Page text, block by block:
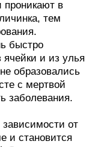
проникают в
тем
быстро
ячейки и из улья
образовались
с мертвой
заболевания.
зависимости от
и становится